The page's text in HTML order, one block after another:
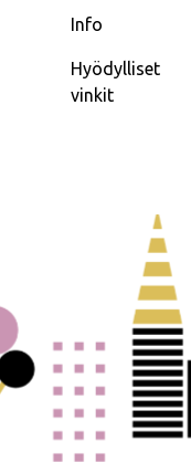
Info
Hyödylliset
vinkit